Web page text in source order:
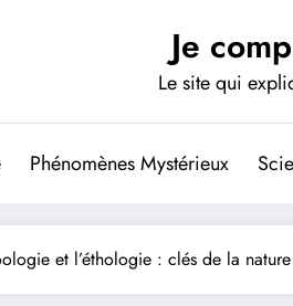
Je
Le site qui
Phénomènes Mystérieux
et l’éthologie : clés de la